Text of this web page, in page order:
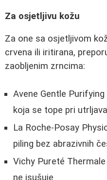
Za osjetljivu kožu
Za one sa osjetljivom
crvena ili iritirana,
zaobljenim zrncima:
Avene Gentle
koja se tope pri
La Roche-Posay
piling bez abrazivnih
Vichy Pureté
ne isušuje